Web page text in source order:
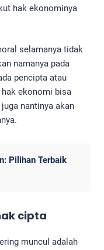
hak ekonominya
selamanya tidak
namanya pada
pencipta atau
hak ekonomi bisa
nantinya akan
Pilihan Terbaik
cipta
muncul adalah